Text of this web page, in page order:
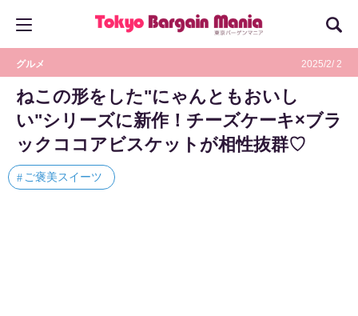
グルメ 2025/2/ 2
ねこの形をした"にゃんともおいし
い"シリーズに新作！チーズケーキ×ブラ
ックココアビスケットが相性抜群♡
ご褒美スイーツ